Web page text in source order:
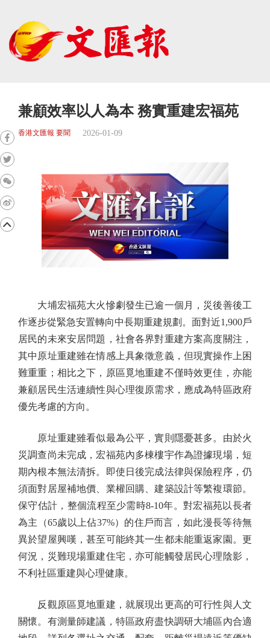
兼顧效率以人為本 務實重建宏福苑
香港文匯報 要聞 2026-01-09
大埔宏福苑大火慘劇發生已逾一個月，災後善後工
作逐步從緊急安置轉向中長期重建規劃。面對近1,900戶
居民的未來安居問題，社會各界對重建方案高度關注，
其中原址重建雖在情感上具象徵意義，但現實操作上困
難重重；相比之下，原區覓地重建不僅時效更佳，亦能
兼顧居民生活連續性與心理復原需求，應成為特區政府
優先考慮的方向。
原址重建雖看似最為公平，實則隱憂甚多。由於火
災調查尚未完成，宏福苑內多棟樓宇作為證據現場，短
期內根本無法清拆。即使日後完成法律與保險程序，仍
須面對居屋補地價、業權回購、建築設計等繁複環節。
保守估計，整個流程至少需時8-10年。對宏福苑以長者
為主（65歲以上佔37%）的住戶而言，如此漫長等待無
異於望屋興嘆，甚至可能終其一生都未能重返家園。更
何況，災難現場重建住宅，亦可能觸發居民心理陰影，
不利社區重建與心理健康。
反觀原區覓地重建，就展現出更高的可行性與人文
關懷。有測量師建議，特區政府盡快調研大埔區內合適